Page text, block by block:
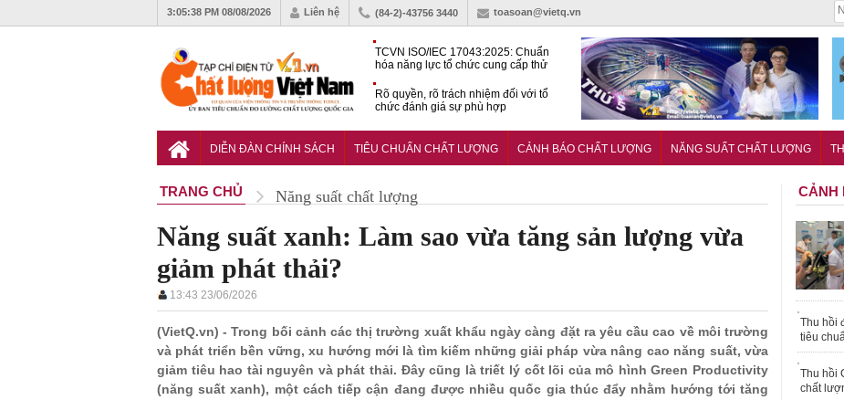
3:05:39 PM 08/08/2026 Liên hệ (84-2)-43756 3440 toasoan@vietq.vn
TCVN ISO/IEC 17043:2025: Chuẩn
hóa năng lực tổ chức cung cấp thử
Rõ quyền, rõ trách nhiệm đối với tổ
chức đánh giá sự phù hợp
Công cụ định hướng tổng thể, dài
DIỄN ĐÀN CHÍNH SÁCH TIÊU CHUẨN CHẤT LƯỢNG CẢNH BÁO CHẤT LƯỢNG NĂNG SUẤT CHẤT LƯỢNG
TRANG CHỦ Năng suất chất lượng
Năng suất xanh: Làm sao vừa tăng sản lượng vừa
giảm phát thải?
13:43 23/06/2026
(VietQ.vn) - Trong bối cảnh các thị trường xuất khẩu ngày càng đặt ra yêu cầu cao về môi trường
và phát triển bền vững, xu hướng mới là tìm kiếm những giải pháp vừa nâng cao năng suất, vừa
giảm tiêu hao tài nguyên và phát thải. Đây cũng là triết lý cốt lõi của mô hình Green Productivity
(năng suất xanh), một cách tiếp cận đang được nhiều quốc gia thúc đẩy nhằm hướng tới tăng
CẢNH
Thu hồi
tiêu
Thu hồi
chất